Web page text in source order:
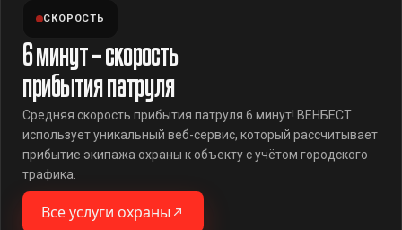
СКОРОСТЬ
6 минут – скорость
прибытия патруля
Средняя скорость прибытия патруля 6 минут! ВЕНБЕСТ
использует уникальный веб-сервис, который рассчитывает
прибытие экипажа охраны к объекту с учётом городского
трафика.
Все услуги охраны